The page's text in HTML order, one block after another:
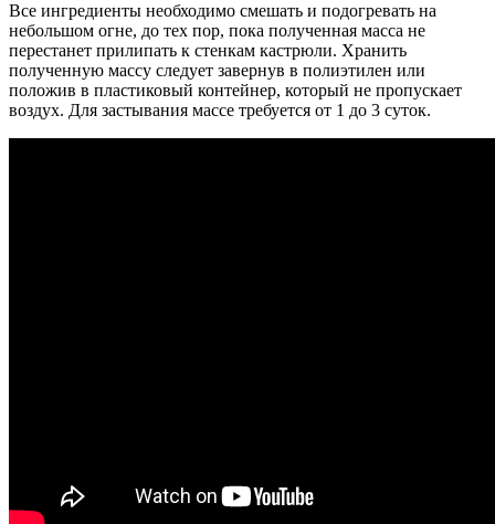
Все ингредиенты необходимо смешать и подогревать на
небольшом огне, до тех пор, пока полученная масса не
перестанет прилипать к стенкам кастрюли. Хранить
полученную массу следует завернув в полиэтилен или
положив в пластиковый контейнер, который не пропускает
воздух. Для застывания массе требуется от 1 до 3 суток.